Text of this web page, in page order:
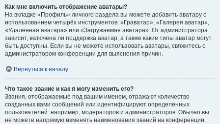
Как мне включить отображение аватары?
На вкладке «Профиль» личного раздела вы можете добавить аватару с
использованием четырёх инструментов: «Граватар», «Галерея аватар»,
«Удалённая аватара» или «Загружаемая аватара». От администратора
зависит, включена ли поддержка аватар, а также какие типы аватар могут
быть доступны. Если вы не можете использовать аватары, свяжитесь с
администратором конференции для выяснения причин.
Вернуться к началу
Что такое звание и как я могу изменить его?
Звания, отображаемые под вашим именем, отражают количество
созданных вами сообщений или идентифицируют определённых
пользователей: например, модераторов и администраторов. Обычно вы
не можете напрямую изменять наименования званий на конференции,